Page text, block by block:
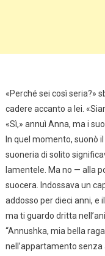
«Perché sei così seria?»
cadere accanto a lei.
«Sì,» annuì Anna, ma i
In quel momento, suonò
suoneria di solito
lamentele. Ma no — alla
suocera. Indossava un
addosso per dieci anni, e
ma ti guardo dritta
“Annushka, mia bella
nell’appartamento